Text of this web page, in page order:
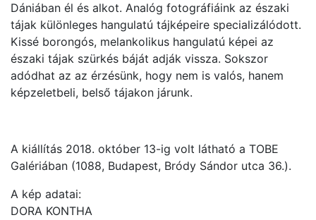
Dániában él és alkot. Analóg fotográfiáink az északi
tájak különleges hangulatú tájképeire specializálódott.
Kissé borongós, melankolikus hangulatú képei az
északi tájak szürkés báját adják vissza. Sokszor
adódhat az az érzésünk, hogy nem is valós, hanem
képzeletbeli, belső tájakon járunk.
A kiállítás 2018. október 13-ig volt látható a TOBE
Galériában (1088, Budapest, Bródy Sándor utca 36.).
A kép adatai:
DORA KONTHA